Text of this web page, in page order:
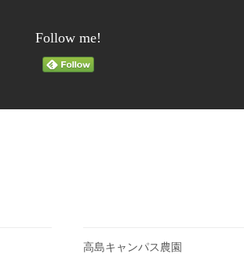
Follow me!
高島キャンパス農園